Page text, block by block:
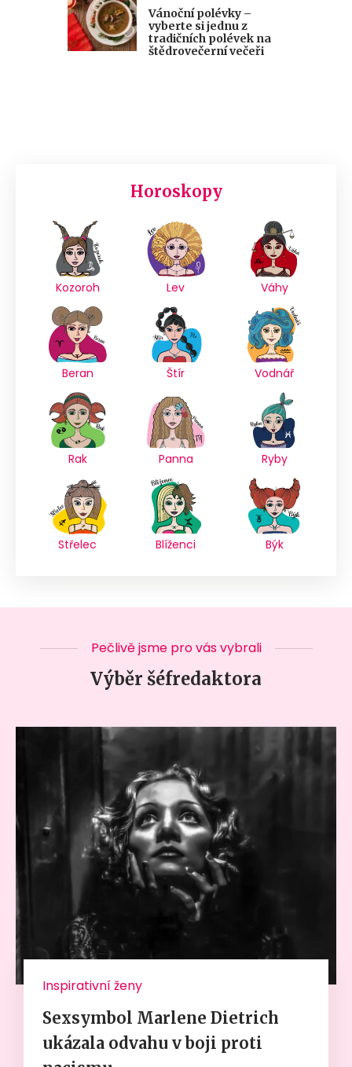
Vánoční polévky –
vyberte si jednu z
tradičních polévek na
štědrovečerní večeři
Horoskopy
Kozoroh Lev Váhy
Beran Štír Vodnář
Rak Panna Ryby
Střelec Blíženci Býk
Pečlivě jsme pro vás vybrali
Výběr šéfredaktora
Inspirativní ženy
Sexsymbol Marlene Dietrich
ukázala odvahu v boji proti